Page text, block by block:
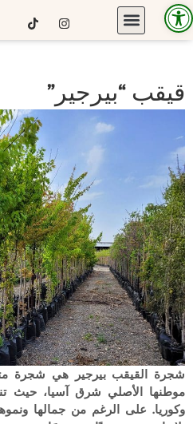
قيقب “بيرجير”
شجرة القيقب بيرجير هي شجرة
موطنها الأصلي شرق آسيا، حيث
وكوريا. على الرغم من جمالها